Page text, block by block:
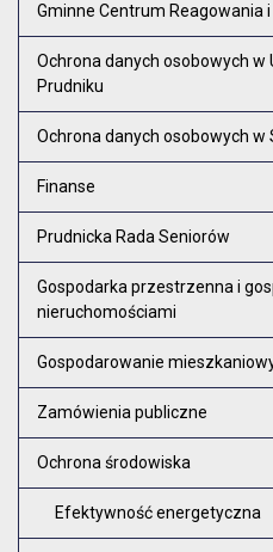
Gminne Centrum Reagowania
Ochrona danych osobowych w
Prudniku
Ochrona danych osobowych w
Finanse
Prudnicka Rada Seniorów
Gospodarka przestrzenna i
nieruchomościami
Gospodarowanie
Zamówienia publiczne
Ochrona środowiska
Efektywność energetyczna